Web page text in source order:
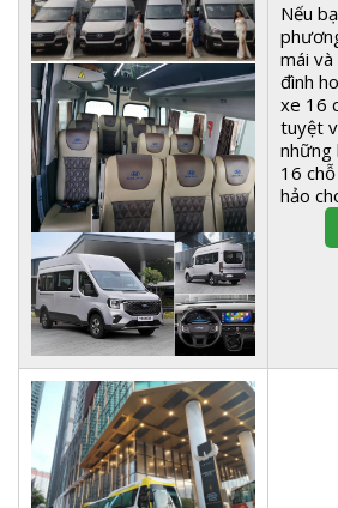
Nếu
mái và
đình
xe 16
tuyệt
những
16
hảo